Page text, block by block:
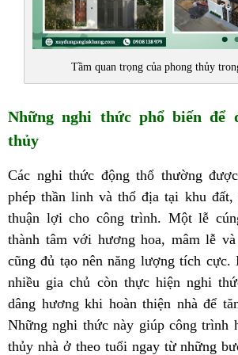
Tầm quan trọng của phong thủy
Những nghi thức phổ biến để
thủy
Các nghi thức động thổ thường
phép thần linh và thổ địa tại khu
thuận lợi cho công trình. Một lễ
thành tâm với hương hoa, mâm lễ
cũng đủ tạo nên năng lượng tích cực.
nhiều gia chủ còn thực hiện nghi
dâng hương khi hoàn thiện nhà để
Những nghi thức này giúp công trình
thủy nhà ở theo tuổi ngay từ những